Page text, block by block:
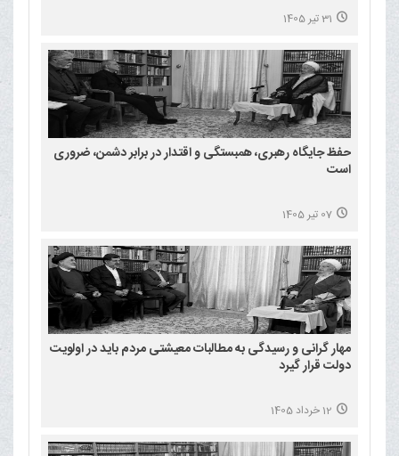
31 تیر 1405
حفظ جایگاه رهبری، همبستگی و اقتدار در برابر دشمن، ضروری
است
07 تیر 1405
مهار گرانی و رسیدگی به مطالبات معیشتی مردم باید در اولویت
دولت قرار گیرد
12 خرداد 1405